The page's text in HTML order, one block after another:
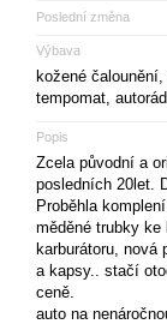
Poslední změna
Výbava
kožené
tempomat,
Popis
Zcela původní a
posledních 20let.
Proběhla
měděné trubky ke
karburátoru, nová
a kapsy.. stačí
ceně.
auto na